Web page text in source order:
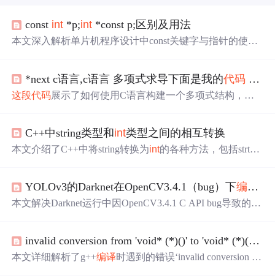
const int *p;int *const p;区别及用法
本文深入解析单片机程序设计中const关键字与指针的使
*next c语言,c语言 多项式求导下面是我的代码
这段代码展示了如何使用C语言构建一个多项式结构，并
导后的多项式。
C++中string类型和int类型之间的相互转换
本文介绍了C++中将string转换为int的各种方法，包括strto
YOLOv3的Darknet在OpenCV3.4.1（bug）下编译
本文解决Darknet运行中因OpenCV3.4.1 C API bug导致的编
invalid conversion from 'void* (*)()' to 'void* (*)(void*)'
本文详细解析了g++编译时遇到的错误‘invalid conversion fro